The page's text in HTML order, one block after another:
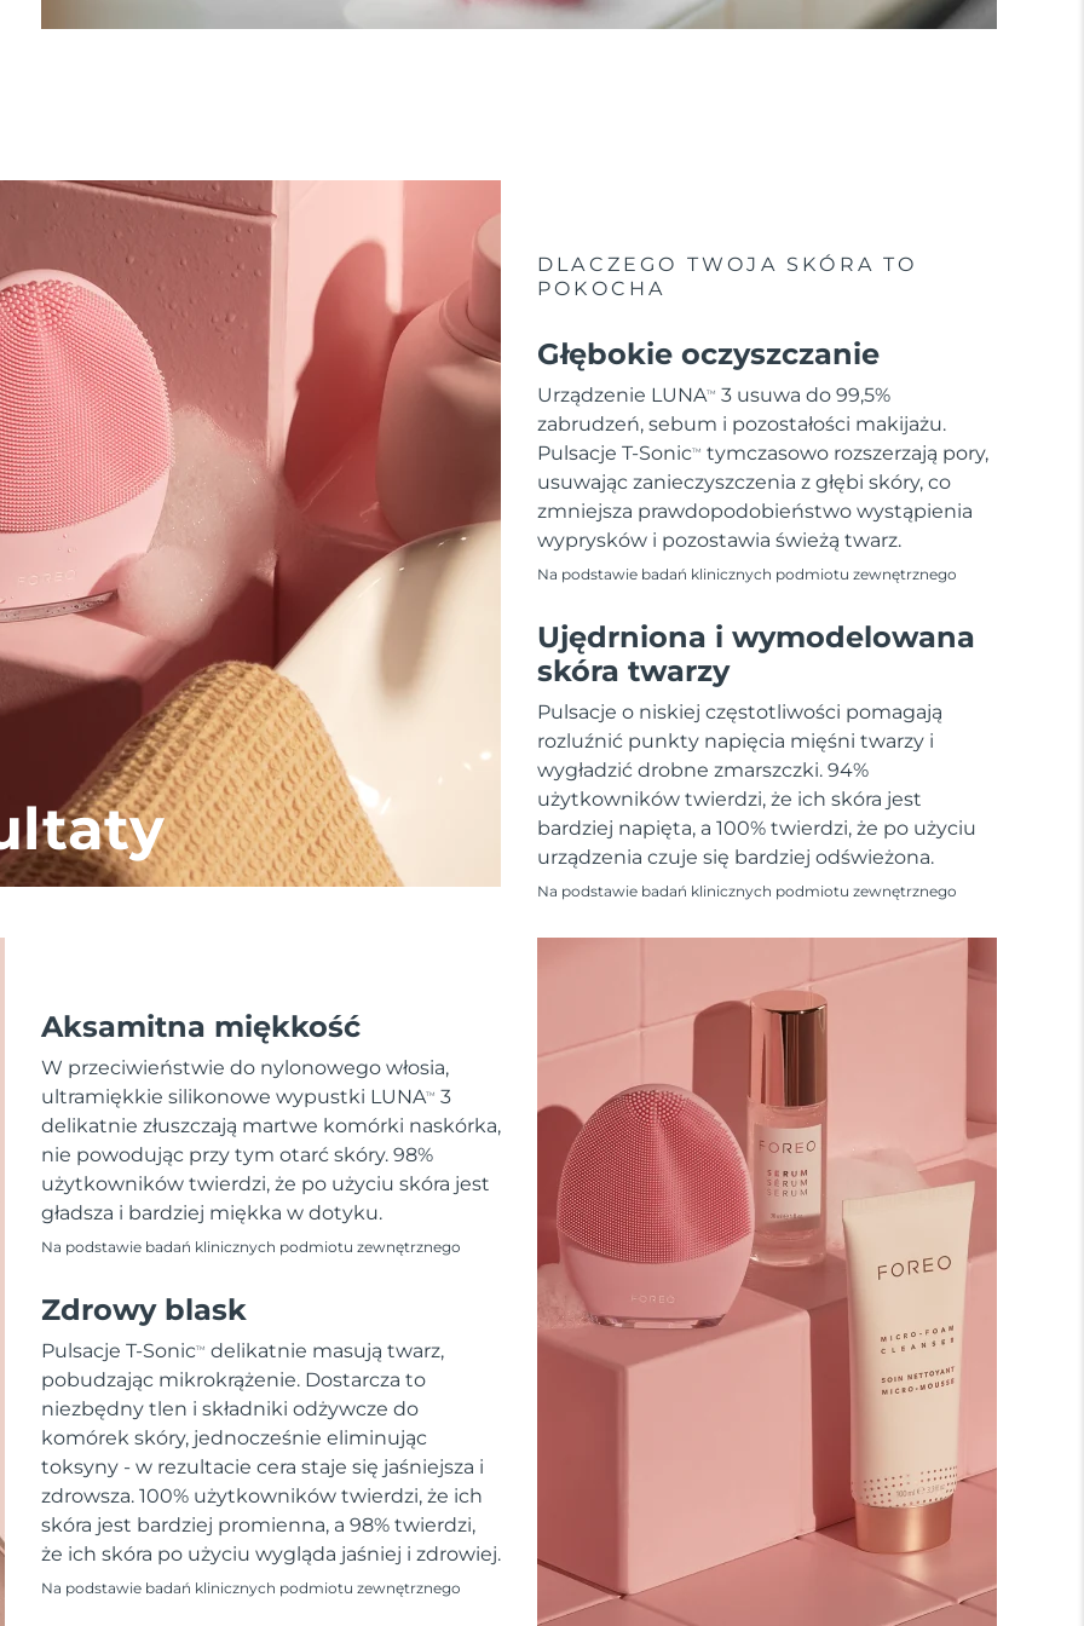
DLACZEGO TWOJA SKÓRA TO
POKOCHA
Głębokie oczyszczanie
Urządzenie LUNATM
3 usuwa do 99,5%
zabrudzeń, sebum i pozostałości makijażu.
Pulsacje T-SonicTM
tymczasowo rozszerzają pory,
usuwając zanieczyszczenia z głębi skóry, co
zmniejsza prawdopodobieństwo wystąpienia
wyprysków i pozostawia świeżą twarz.
Na podstawie badań klinicznych podmiotu zewnętrznego
Ujędrniona i wymodelowana
skóra twarzy
Pulsacje o niskiej częstotliwości pomagają
rozluźnić punkty napięcia mięśni twarzy i
wygładzić drobne zmarszczki. 94%
użytkowników twierdzi, że ich skóra jest
bardziej napięta, a 100% twierdzi, że po użyciu
urządzenia czuje się bardziej odświeżona.
Na podstawie badań klinicznych podmiotu zewnętrznego
Aksamitna miękkość
W przeciwieństwie do nylonowego włosia,
ultramiękkie silikonowe wypustki LUNATM
3
delikatnie złuszczają martwe komórki naskórka,
nie powodując przy tym otarć skóry. 98%
użytkowników twierdzi, że po użyciu skóra jest
gładsza i bardziej miękka w dotyku.
Na podstawie badań klinicznych podmiotu zewnętrznego
Zdrowy blask
Pulsacje T-SonicTM
delikatnie masują twarz,
pobudzając mikrokrążenie. Dostarcza to
niezbędny tlen i składniki odżywcze do
komórek skóry, jednocześnie eliminując
toksyny - w rezultacie cera staje się jaśniejsza i
zdrowsza. 100% użytkowników twierdzi, że ich
skóra jest bardziej promienna, a 98% twierdzi,
że ich skóra po użyciu wygląda jaśniej i zdrowiej.
Na podstawie badań klinicznych podmiotu zewnętrznego